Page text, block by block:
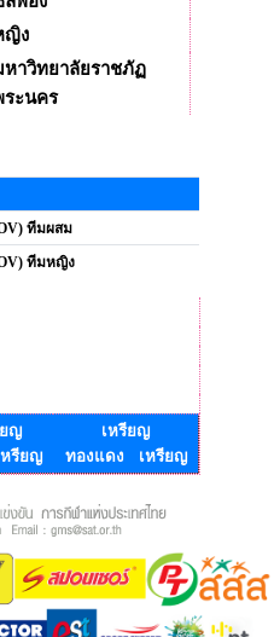
ญิง
หาวิทยาลัยราชภัฏ
ระนคร
ทีมผสม
ทีมหญิง
ยญ
รียญ
เหรียญ
ทองแดง เหรียญ